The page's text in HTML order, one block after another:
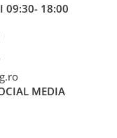
09:30- 18:00
MEDIA